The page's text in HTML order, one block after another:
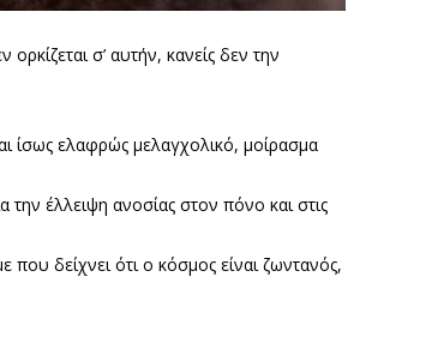
σ’ αυτήν, κανείς δεν την
ίσως ελαφρώς μελαγχολικό, μοίρασμα
την έλλειψη ανοσίας στον πόνο και στις
που δείχνει ότι ο κόσμος είναι ζωντανός,